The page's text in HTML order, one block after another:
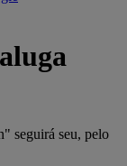
seguirá seu, pelo